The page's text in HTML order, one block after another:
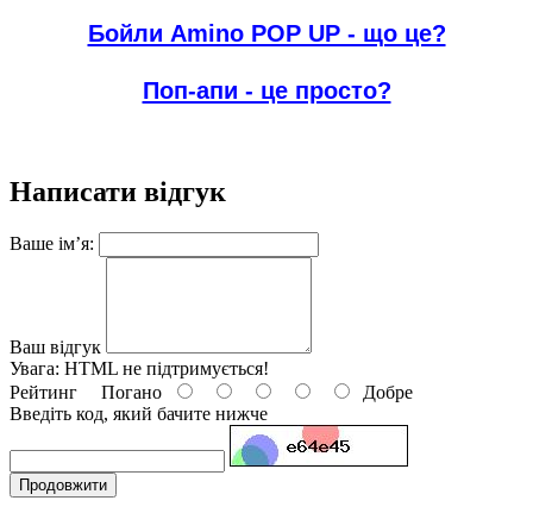
Бойли Amino POP UP - що це?
Поп-апи - це просто?
Написати відгук
Ваше ім’я:
Ваш відгук
Увага: HTML не підтримується!
Рейтинг Погано
Добре
Введіть код, який бачите нижче
Продовжити